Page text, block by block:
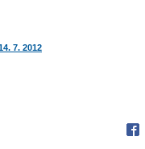
7. 2012